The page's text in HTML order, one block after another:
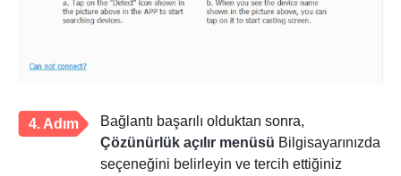
4. Adım
Bağlantı başarılı olduktan sonra,
Çözünürlük açılır menüsü Bilgisayarınızda
seçeneğini belirleyin ve tercih ettiğiniz